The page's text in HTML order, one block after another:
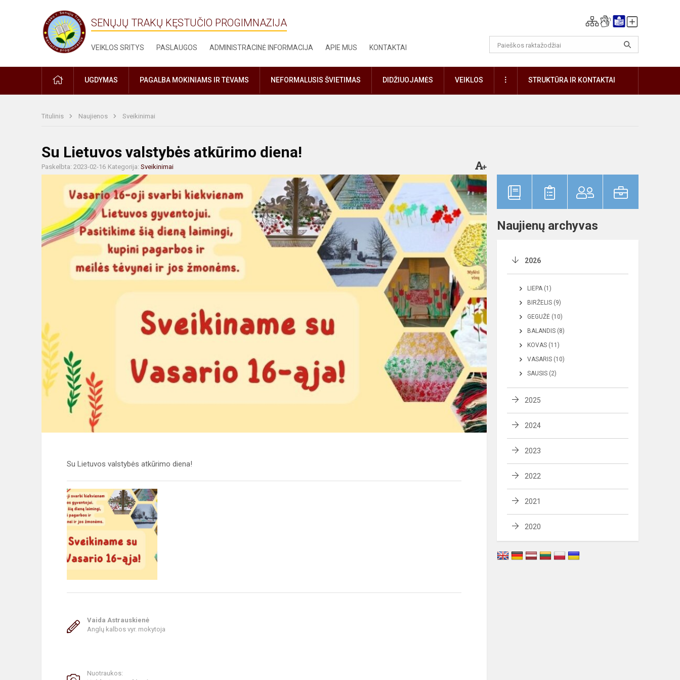
SENŲJŲ TRAKŲ KĘSTUČIO PROGIMNAZIJA
VEIKLOS SRITYS PASLAUGOS ADMINISTRACINĖ INFORMACIJA APIE MUS KONTAKTAI
PRADŽIAUGDYMAS PAGALBA MOKINIAMS IR TĖVAMS NEFORMALUSIS ŠVIETIMAS DIDŽIUOJAMĖS VEIKLOS DAUGIAUSTRUKTŪRA IR KONTAKTAI
Titulinis Naujienos Sveikinimai
Su Lietuvos valstybės atkūrimo diena!
Paskelbta: 2023-02-16 Kategorija: Sveikinimai
Su Lietuvos valstybės atkūrimo diena!
Vaida Astrauskienė
Anglų kalbos vyr. mokytoja
Nuotraukos:
Naujienų archyvas
2026
LIEPA (1)
BIRŽELIS (9)
GEGUŽĖ (10)
BALANDIS (8)
KOVAS (11)
VASARIS (10)
SAUSIS (2)
2025
2024
2023
2022
2021
2020